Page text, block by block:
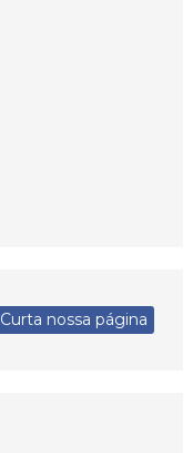
Curta nossa página